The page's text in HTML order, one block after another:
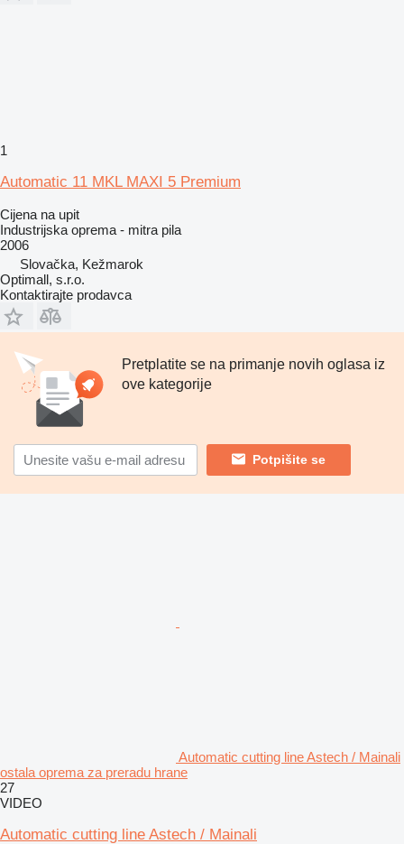
1
Automatic 11 MKL MAXI 5 Premium
Cijena na upit
Industrijska oprema - mitra pila
2006
Slovačka, Kežmarok
Optimall, s.r.o.
Kontaktirajte prodavca
Pretplatite se na primanje novih oglasa iz
ove kategorije
Potpišite se
Automatic cutting line Astech / Mainali
ostala oprema za preradu hrane
27
VIDEO
Automatic cutting line Astech / Mainali